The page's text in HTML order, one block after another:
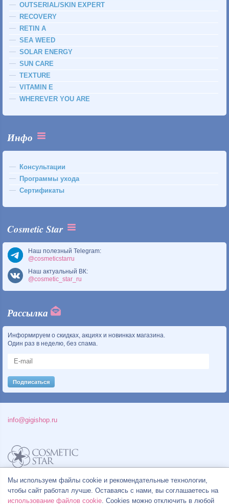
OUTSERIAL/SKIN EXPERT
RECOVERY
RETIN A
SEA WEED
SOLAR ENERGY
SUN CARE
TEXTURE
VITAMIN E
WHEREVER YOU ARE
Инфо
Консультации
Программы ухода
Сертификаты
Cosmetic Star
Наш полезный Telegram:
@cosmeticstarru
Наш актуальный ВК:
@cosmetic_star_ru
Рассылка
Информируем о скидках, акциях и новинках магазина.
Один раз в неделю, без спама.
Политика конфиденциальности
Правила продажи товаров
Согласие на обработку персональных данных
info@gigishop.ru
Мы используем файлы cookie и рекомендательные технологии,
чтобы сайт работал лучше. Оставаясь с нами, вы соглашаетесь на
использование файлов cookie. Cookies можно отключить в любой